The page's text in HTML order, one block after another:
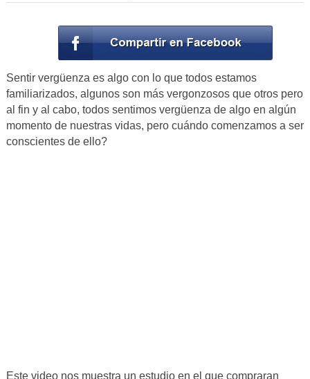
Sentir vergüenza es algo con lo que todos estamos
familiarizados, algunos son más vergonzosos que otros pero
al fin y al cabo, todos sentimos vergüenza de algo en algún
momento de nuestras vidas, pero cuándo comenzamos a ser
conscientes de ello?
Este video nos muestra un estudio en el que compraran